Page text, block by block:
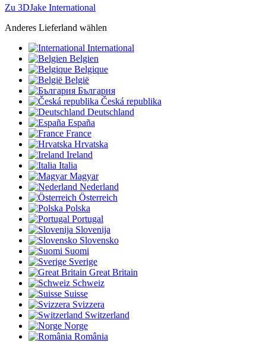
Zu 3DJake International
Anderes Lieferland wählen
International
Belgien
Belgique
België
България
Česká republika
Deutschland
España
France
Hrvatska
Ireland
Italia
Magyar
Nederland
Österreich
Polska
Portugal
Slovenija
Slovensko
Suomi
Sverige
Great Britain
Schweiz
Suisse
Svizzera
Switzerland
Norge
România